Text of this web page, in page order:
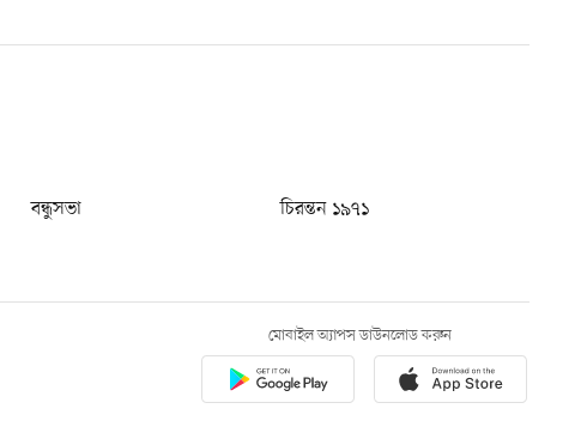
বন্ধুসভা
চিরন্তন ১৯৭১
মোবাইল অ্যাপস ডাউনলোড করুন